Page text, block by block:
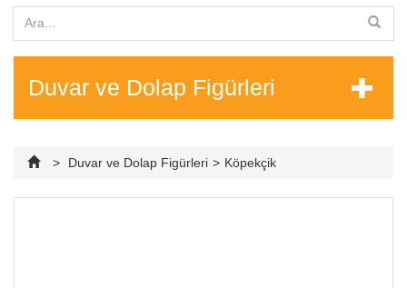
Duvar ve Dolap Figürleri
> Duvar ve Dolap Figürleri > Köpekçik